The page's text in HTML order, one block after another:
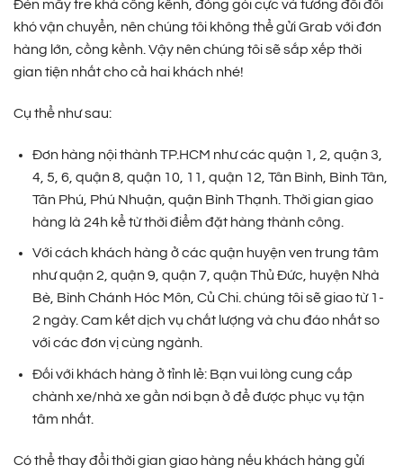
Đèn mây tre khá cồng kềnh, đóng gói cực và tương đối đối
khó vận chuyển, nên chúng tôi không thể gửi Grab với đơn
hàng lớn, cồng kềnh. Vậy nên chúng tôi sẽ sắp xếp thời
gian tiện nhất cho cả hai khách nhé!
Cụ thể như sau:
Đơn hàng nội thành TP.HCM như các quận 1, 2, quận 3,
4, 5, 6, quận 8, quận 10, 11, quận 12, Tân Bình, Bình Tân,
Tân Phú, Phú Nhuận, quận Bình Thạnh. Thời gian giao
hàng là 24h kể từ thời điểm đặt hàng thành công.
Với cách khách hàng ở các quận huyện ven trung tâm
như quận 2, quận 9, quận 7, quận Thủ Đức, huyện Nhà
Bè, Bình Chánh Hóc Môn, Củ Chi. chúng tôi sẽ giao từ 1-
2 ngày. Cam kết dịch vụ chất lượng và chu đáo nhất so
với các đơn vị cùng ngành.
Đối với khách hàng ở tỉnh lẻ: Bạn vui lòng cung cấp
chành xe/nhà xe gần nơi bạn ở để được phục vụ tận
tâm nhất.
Có thể thay đổi thời gian giao hàng nếu khách hàng gửi